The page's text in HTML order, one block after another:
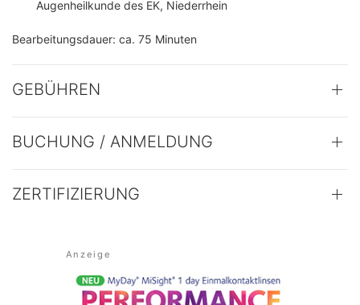
Augenheilkunde des EK, Niederrhein
Bearbeitungsdauer: ca. 75 Minuten
GEBÜHREN
BUCHUNG / ANMELDUNG
ZERTIFIZIERUNG